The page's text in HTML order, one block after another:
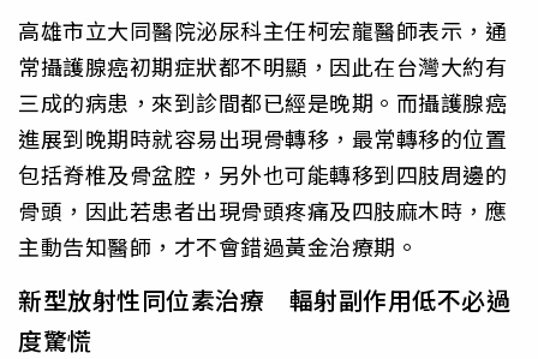
高雄市立大同醫院泌尿科主任柯宏龍醫師表示，通
常攝護腺癌初期症狀都不明顯，因此在台灣大約有
三成的病患，來到診間都已經是晚期。而攝護腺癌
進展到晚期時就容易出現骨轉移，最常轉移的位置
包括脊椎及骨盆腔，另外也可能轉移到四肢周邊的
骨頭，因此若患者出現骨頭疼痛及四肢麻木時，應
主動告知醫師，才不會錯過黃金治療期。
新型放射性同位素治療 輻射副作用低不必過
度驚慌